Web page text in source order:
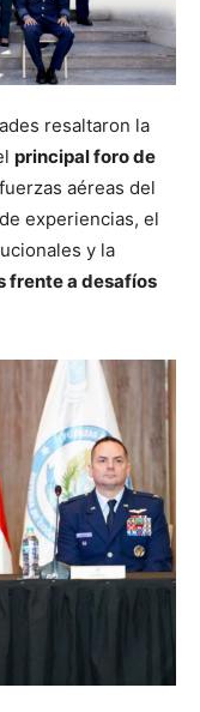
resaltaron la
principal foro de
aéreas del
experiencias, el
y la
frente a desafíos